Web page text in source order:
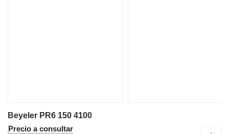
Beyeler PR6 150 4100
Precio a consultar